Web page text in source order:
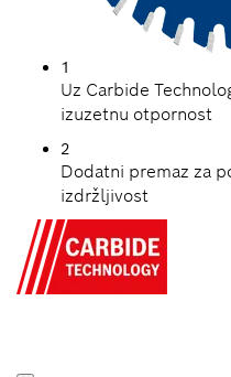
1
Uz Carbide
izuzetnu otpornost
2
Dodatni premaz za
izdržljivost